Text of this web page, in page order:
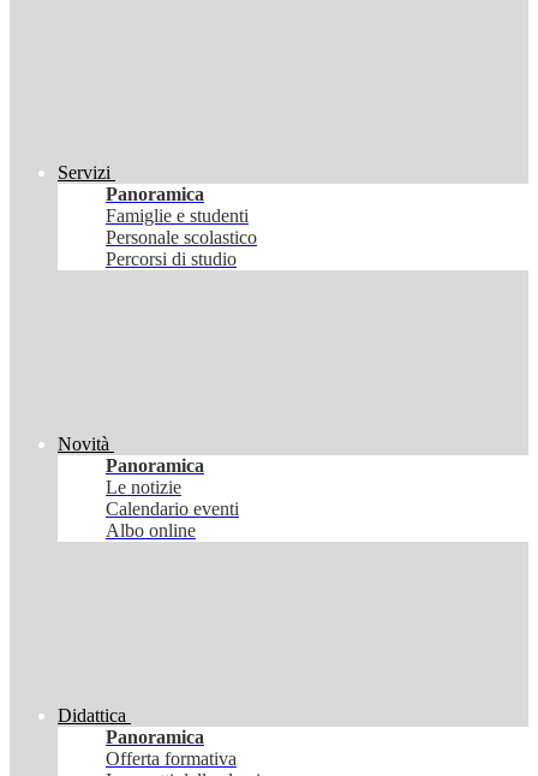
Servizi
Panoramica
Famiglie e studenti
Personale scolastico
Percorsi di studio
Novità
Panoramica
Le notizie
Calendario eventi
Albo online
Didattica
Panoramica
Offerta formativa